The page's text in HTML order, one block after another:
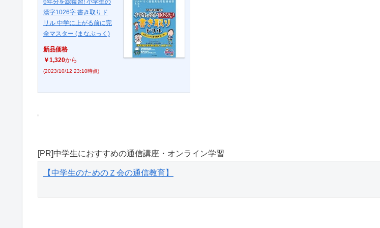
6年分を総復習! 小学生の
漢字1026字 書き取りド
リル 中学に上がる前に完
全マスター (まなぶっく)
新品価格
￥1,320から
(2023/10/12 23:10時点)
[PR]中学生におすすめの通信講座・オンライン学習
【中学生のためのＺ会の通信教育】